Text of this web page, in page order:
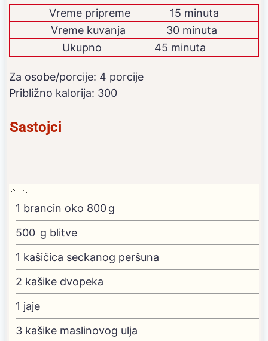
Vreme pripreme
15 minuta
Vreme kuvanja
30 minuta
Ukupno
45 minuta
Za osobe/porcije: 4 porcije
Približno kalorija: 300
Sastojci
1 brancin oko 800 g
500 g blitve
1 kašičica seckanog peršuna
2 kašike dvopeka
1 jaje
3 kašike maslinovog ulja